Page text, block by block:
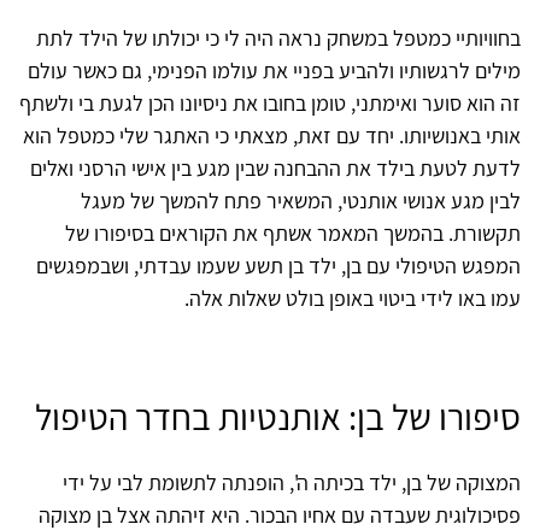
בחוויותיי כמטפל במשחק נראה היה לי כי יכולתו של הילד לתת
מילים לרגשותיו ולהביע בפניי את עולמו הפנימי, גם כאשר עולם
זה הוא סוער ואימתני, טומן בחובו את ניסיונו הכן לגעת בי ולשתף
אותי באנושיותו. יחד עם זאת, מצאתי כי האתגר שלי כמטפל הוא
לדעת לטעת בילד את ההבחנה שבין מגע בין אישי הרסני ואלים
לבין מגע אנושי אותנטי, המשאיר פתח להמשך של מעגל
תקשורת. בהמשך המאמר אשתף את הקוראים בסיפורו של
המפגש הטיפולי עם בן, ילד בן תשע שעמו עבדתי, ושבמפגשים
עמו באו לידי ביטוי באופן בולט שאלות אלה.
סיפורו של בן: אותנטיות בחדר הטיפול
המצוקה של בן, ילד בכיתה ה', הופנתה לתשומת לבי על ידי
פסיכולוגית שעבדה עם אחיו הבכור. היא זיהתה אצל בן מצוקה